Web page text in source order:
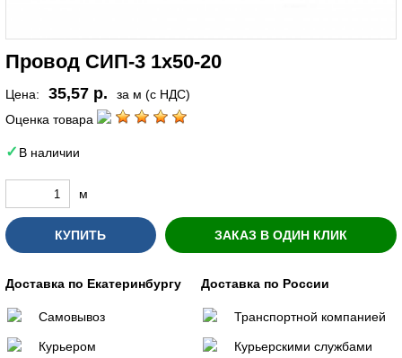
Провод СИП-3 1х50-20
Цена: 35,57 р.
за м (с НДС)
Оценка товара
В наличии
м
КУПИТЬ ЗАКАЗ В ОДИН КЛИК
Доставка по Екатеринбургу
Самовывоз
Курьером
Доставка по России
Транспортной компанией
Курьерскими службами